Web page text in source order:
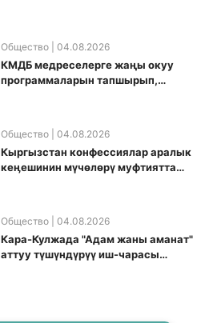
Общество | 04.08.2026
КМДБ медреселерге жаңы окуу
программаларын тапшырып,
Общество | 04.08.2026
Кыргызстан конфессиялар аралык
кеӊешинин мүчөлөрү муфтиятта
Общество | 04.08.2026
Кара-Кулжада "Адам жаны аманат"
аттуу түшүндүрүү иш-чарасы